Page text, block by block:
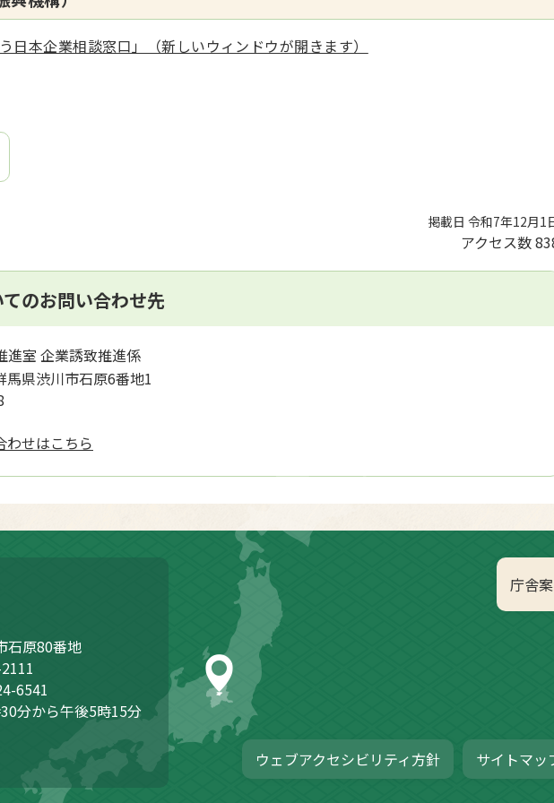
日本企業相談窓口」（新しいウィンドウが開きます）
掲載日 令和7年12月1
アクセス数
のお問い合わせ先
進室 企業誘致推進係
馬県渋川市石原6番地1
わせはこちら
庁舎
ウェブアクセシビリティ方針 サイトマッ
石原80番地
6541
分から午後5時15分